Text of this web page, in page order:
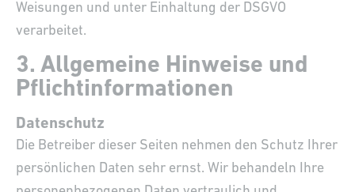
Weisungen und unter Einhaltung der DSGVO
verarbeitet.
3. Allgemeine Hinweise und
Pflicht­informationen
Datenschutz
Die Betreiber dieser Seiten nehmen den Schutz Ihrer
persönlichen Daten sehr ernst. Wir behandeln Ihre